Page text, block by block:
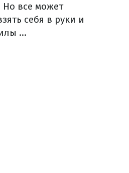
Но все может
себя в руки и
...